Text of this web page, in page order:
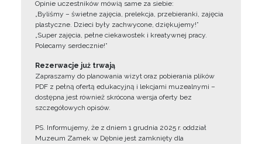
Opinie uczestników mówią same za siebie:
„Byliśmy – świetne zajęcia, prelekcja, przebieranki, zajęcia
plastyczne. Dzieci były zachwycone, dziękujemy!”
„Super zajęcia, pełne ciekawostek i kreatywnej pracy.
Polecamy serdecznie!”
Rezerwacje już trwają
Zapraszamy do planowania wizyt oraz pobierania plików
PDF z pełną ofertą edukacyjną i lekcjami muzealnymi –
dostępna jest również skrócona wersja oferty bez
szczegółowych opisów.
PS. Informujemy, że z dniem 1 grudnia 2025 r. oddział
Muzeum Zamek w Dębnie jest zamknięty dla